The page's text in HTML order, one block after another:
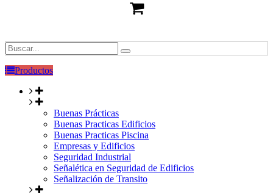
Productos
Buenas Prácticas
Buenas Practicas Edificios
Buenas Practicas Piscina
Empresas y Edificios
Seguridad Industrial
Señalética en Seguridad de Edificios
Señalización de Transito